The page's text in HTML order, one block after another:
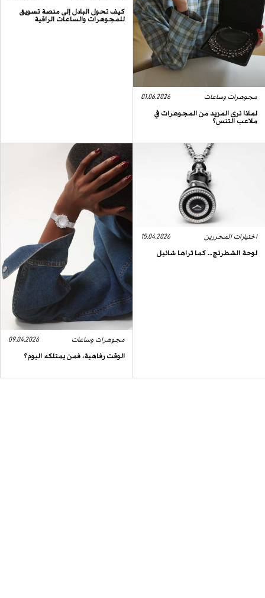
مجوهرات وساعات 01.06.2026
لماذا نرى المزيد من المجوهرات في
ملاعب التنس؟
كيف تحول البادل إلى منصة تسويق
للمجوهرات والساعات الراقية
اختيارات المحررين 15.04.2026
لوحة الشطرنج.. كما تراها شانيل
مجوهرات وساعات 09.04.2026
الوقت رفاهية، فمن يمتلكه اليوم؟